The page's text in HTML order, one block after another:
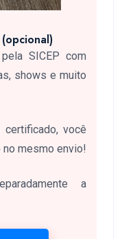
SICEP com
shows e muito
você
no mesmo envio!
a